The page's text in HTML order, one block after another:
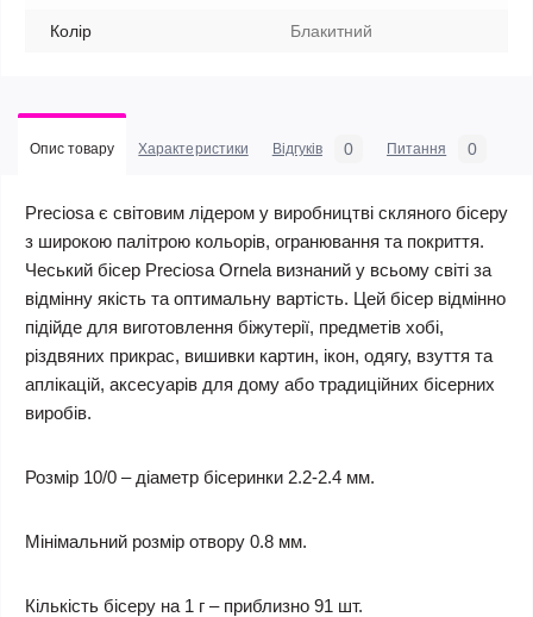
Колір Блакитний
Опис товару Характеристики Відгуків 0 Питання 0
Preciosa є світовим лідером у виробництві скляного бісеру
з широкою палітрою кольорів, огранювання та покриття.
Чеський бісер Preciosa Ornela визнаний у всьому світі за
відмінну якість та оптимальну вартість. Цей бісер відмінно
підійде для виготовлення біжутерії, предметів хобі,
різдвяних прикрас, вишивки картин, ікон, одягу, взуття та
аплікацій, аксесуарів для дому або традиційних бісерних
виробів.
Розмір 10/0 – діаметр бісеринки 2.2-2.4 мм.
Мінімальний розмір отвору 0.8 мм.
Кількість бісеру на 1 г – приблизно 91 шт.